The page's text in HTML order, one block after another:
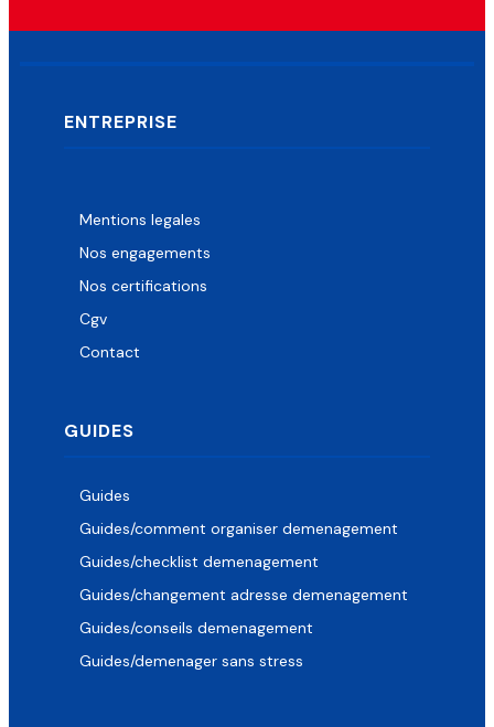
ENTREPRISE
Mentions legales
Nos engagements
Nos certifications
Cgv
Contact
GUIDES
Guides
Guides/comment organiser demenagement
Guides/checklist demenagement
Guides/changement adresse demenagement
Guides/conseils demenagement
Guides/demenager sans stress